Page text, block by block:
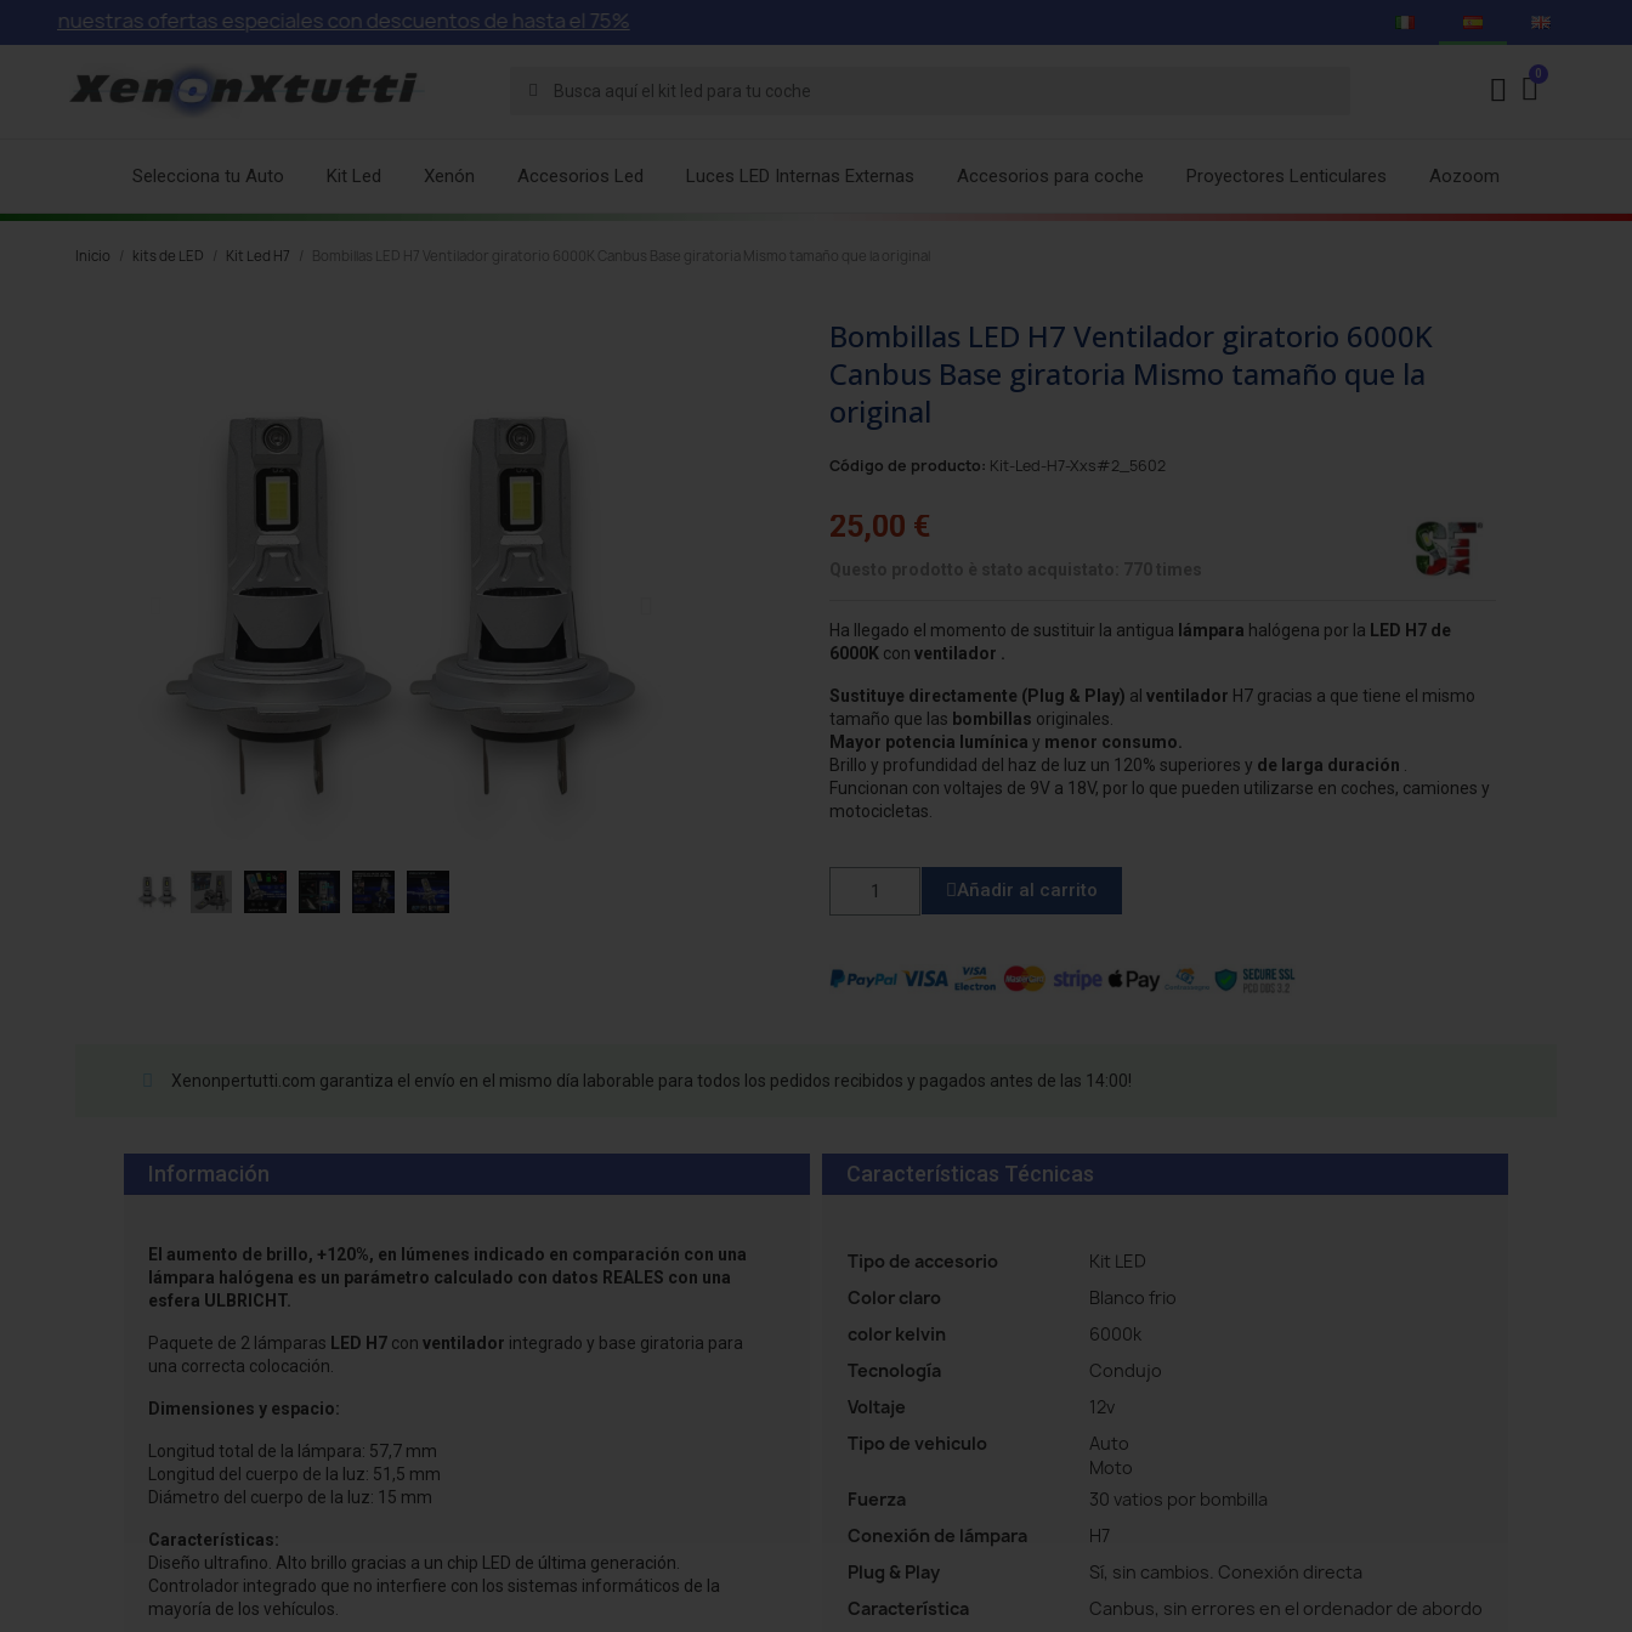
ofertas especiales con descuentos de hasta el 75%
Selecciona tu Auto Kit Led Xenón Accesorios Led Luces LED Internas Externas Accesorios para coche Proyectores Lenticulares Aozoom
Inicio kits de LED Kit Led H7 Bombillas LED H7 Ventilador giratorio 6000K Canbus Base giratoria Mismo tamaño que la original
Bombillas LED H7 Ventilador giratorio 6000K
Canbus Base giratoria Mismo tamaño que la
original
Código de producto: Kit-Led-H7-Xxs#2_5602
25,00 €
Ha llegado el momento de sustituir la antigua lámpara halógena por la LED H7 de
6000K con ventilador
Sustituye directamente (Plug & Play) al ventilador H7 gracias a que tiene el mismo
tamaño que las bombillas originales.
Mayor potencia lumínica y menor consumo.
Brillo y profundidad del haz de luz un 120% superiores y de larga duración
Funcionan con voltajes de 9V a 18V, por lo que pueden utilizarse en coches, camiones y
motocicletas.
Añadir al carrito
Xenonpertutti.com garantiza el envío en el mismo día laborable para todos los pedidos recibidos y pagados antes de las 14:00!
Información
El aumento de brillo, +120%, en lúmenes indicado en comparación con una
lámpara halógena es un parámetro calculado con datos REALES con una
esfera ULBRICHT.
Paquete de 2 lámparas LED H7 con ventilador integrado y base giratoria para
una correcta colocación.
Dimensiones y espacio:
Longitud total de la lámpara: 57,7 mm
Longitud del cuerpo de la luz: 51,5 mm
Diámetro del cuerpo de la luz: 15 mm
Características:
Diseño ultrafino. Alto brillo gracias a un chip LED de última generación.
Controlador integrado que no interfiere con los sistemas informáticos de la
mayoría de los vehículos.
Características Técnicas
Tipo de accesorio
Kit LED
Color claro
Blanco frio
color kelvin
6000k
Tecnología
Condujo
Voltaje
12v
Tipo de vehiculo
Auto
Moto
Fuerza
30 vatios por bombilla
Conexión de lámpara
H7
Plug & Play
Sí, sin cambios. Conexión directa
Característica
Canbus, sin errores en el ordenador de abordo